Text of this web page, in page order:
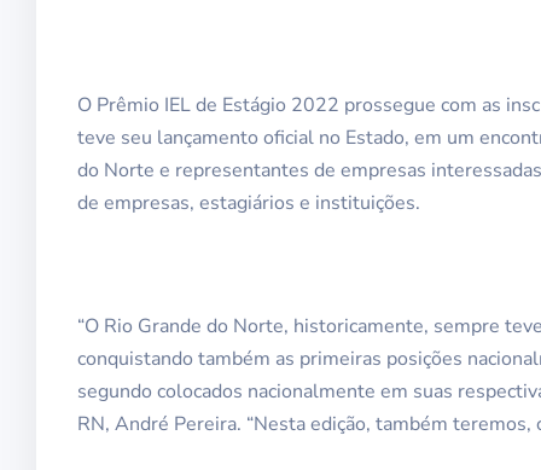
O Prêmio IEL de Estágio 2022 prossegue com as
teve seu lançamento oficial no Estado, em um
do Norte e representantes de empresas
de empresas, estagiários e instituições.
“O Rio Grande do Norte, historicamente, sempre
conquistando também as primeiras posições
segundo colocados nacionalmente em suas
RN, André Pereira. “Nesta edição, também